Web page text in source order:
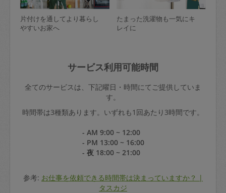
片付けを通してより暮らし
やすいお家へ
たまった洗濯物も一気にキ
レイに
サービス利用可能時間
全てのサービスは、下記曜日・時間にてご提供していま
す。
時間帯は3種類あります。いずれも1回あたり3時間です。
- AM 9:00 ~ 12:00
- PM 13:00 ~ 16:00
- 夜 18:00 ~ 21:00
参考: お仕事を依頼できる時間帯は決まっていますか？ |
タスカジ